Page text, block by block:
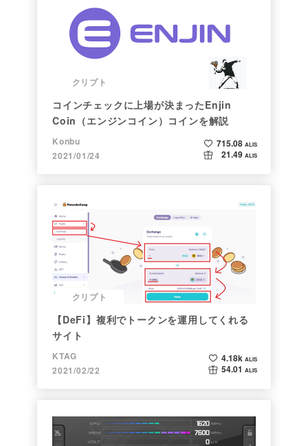
クリプト
コインチェックに上場が決まったEnjin
Coin（エンジンコイン）コインを解説
Konbu
2021/01/24
715.08 ALIS
21.49 ALIS
クリプト
【DeFi】複利でトークンを運用してくれる
サイト
KTAG
2021/02/22
4.18k ALIS
54.01 ALIS